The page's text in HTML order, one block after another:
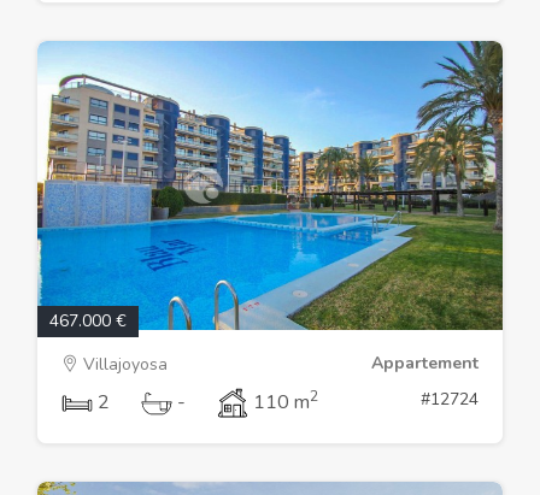
467.000 €
Villajoyosa
Appartement
2 - 110 m2 #12724